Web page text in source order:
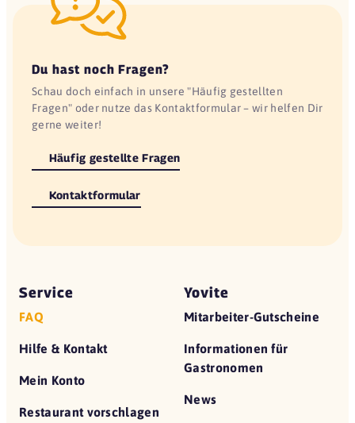
Du hast noch Fragen?
Schau doch einfach in unsere "Häufig gestellten
Fragen" oder nutze das Kontaktformular – wir helfen Dir
gerne weiter!
Häufig gestellte Fragen
Kontaktformular
Service
FAQ
Hilfe & Kontakt
Mein Konto
Restaurant vorschlagen
Yovite
Mitarbeiter-Gutscheine
Informationen für
Gastronomen
News